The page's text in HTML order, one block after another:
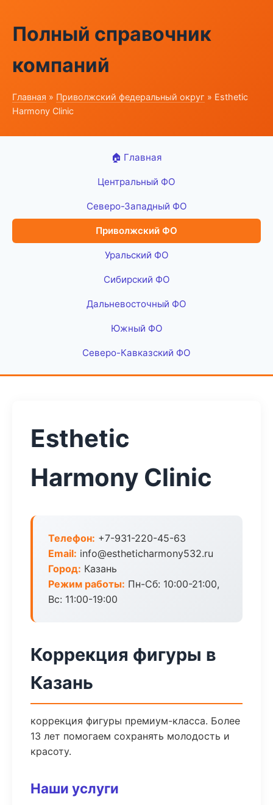
Полный справочник
компаний
Главная » Приволжский федеральный округ » Esthetic
Harmony Clinic
🏠 Главная
Центральный ФО
Северо-Западный ФО
Приволжский ФО
Уральский ФО
Сибирский ФО
Дальневосточный ФО
Южный ФО
Северо-Кавказский ФО
Esthetic
Harmony Clinic
Телефон: +7-931-220-45-63
Email: info@estheticharmony532.ru
Город: Казань
Режим работы: Пн-Сб: 10:00-21:00,
Вс: 11:00-19:00
Коррекция фигуры в
Казань
коррекция фигуры премиум-класса. Более
13 лет помогаем сохранять молодость и
красоту.
Наши услуги